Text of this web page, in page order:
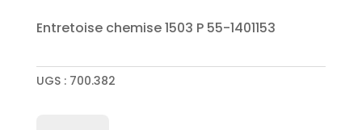
Entretoise chemise 1503 P 55-1401153
UGS : 700.382